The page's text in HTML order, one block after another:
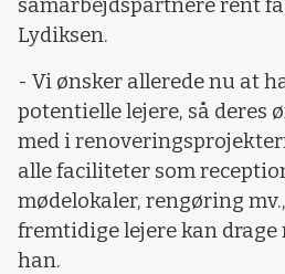
samarbejdspartnere rent
Lydiksen.
- Vi ønsker allerede nu at
potentielle lejere, så deres
med i
alle faciliteter som
mødelokaler, rengøring
fremtidige lejere kan
han.